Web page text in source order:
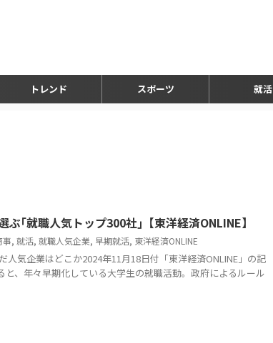
トレンド スポーツ 就活
ぶ｢就職人気トップ300社｣【東洋経済ONLINE】
事, 就活, 就職人気企業, 早期就活, 東洋経済ONLINE
人気企業はどこか2024年11月18日付「東洋経済ONLINE」の記
と、年々早期化している大学生の就職活動。政府によるルール